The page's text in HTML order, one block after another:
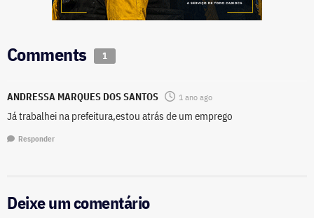
Comments 1
ANDRESSA MARQUES DOS SANTOS 1 ano ago
Já trabalhei na prefeitura,estou atrás de um emprego
Responder
Deixe um comentário